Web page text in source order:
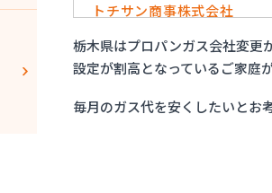
トチサン商事株式会社
マイシティプロパンガス
ミライフ株式会社 大田原店
烏山プロパン株式会社
烏山通運株式会社プロパン
栃木県はプロパンガス会社変更
設定が割高となっているご家庭
毎月のガス代を安くしたいとお